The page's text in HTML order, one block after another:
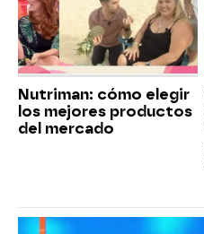
Nutriman: cómo elegir
los mejores productos
del mercado